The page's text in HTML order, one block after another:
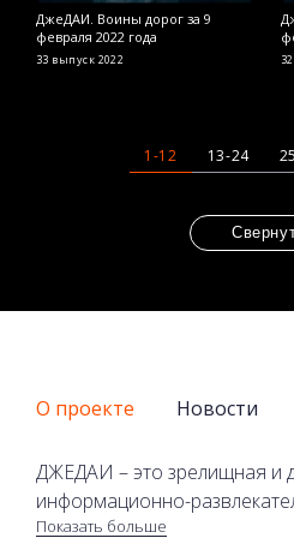
ДжеДАИ. Воины дорог за 9
февраля 2022 года
33 выпуск 2022
1-12 13-24
О проекте Новости
ДЖЕДАИ – это зрелищная и
информационно-
политики и экономики на
Показать больше